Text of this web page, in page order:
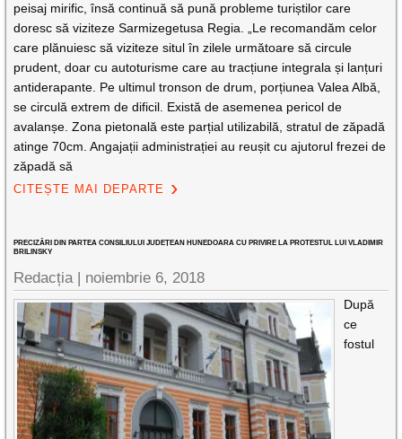
peisaj mirific, însă continuă să pună probleme turiștilor care
doresc să viziteze Sarmizegetusa Regia. „Le recomandăm celor
care plănuiesc să viziteze situl în zilele următoare să circule
prudent, doar cu autoturisme care au tracțiune integrala și lanțuri
antiderapante. Pe ultimul tronson de drum, porțiunea Valea Albă,
se circulă extrem de dificil. Există de asemenea pericol de
avalanșe. Zona pietonală este parțial utilizabilă, stratul de zăpadă
atinge 70cm. Angajații administrației au reușit cu ajutorul frezei de
zăpadă să
CITEȘTE MAI DEPARTE
PRECIZĂRI DIN PARTEA CONSILIULUI JUDEȚEAN HUNEDOARA CU PRIVIRE LA PROTESTUL LUI VLADIMIR
BRILINSKY
Redacția | noiembrie 6, 2018
După
ce
fostul